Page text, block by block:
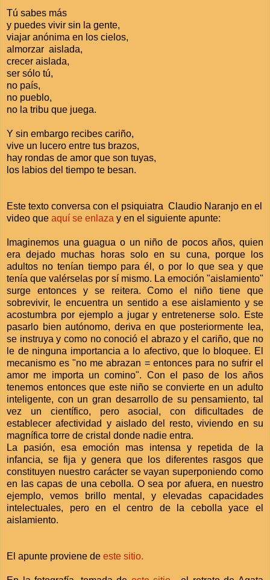
Tú sabes más
y puedes vivir sin la gente,
viajar anónima en los cielos,
almorzar aislada,
crecer aislada,
ser sólo tú,
no país,
no pueblo,
no la tribu que juega.
Y sin embargo recibes cariño,
vive un lucero entre tus brazos,
hay rondas de amor que son tuyas,
los labios del tiempo te besan.
Este texto conversa con el psiquiatra Claudio Naranjo en el
video que aquí se enlaza y en el siguiente apunte:
Imaginemos una guagua o un niño de pocos años, quien
era dejado muchas horas solo en su cuna, porque los
adultos no tenían tiempo para él, o por lo que sea y que
tenía que valérselas por sí mismo. La emoción "aislamiento"
surge entonces y se reitera. Como el niño tiene que
sobrevivir, le encuentra un sentido a ese aislamiento y se
acostumbra por ejemplo a jugar y entretenerse solo. Este
pasarlo bien autónomo, deriva en que posteriormente lea,
se instruya y como no conoció el abrazo y el cariño, que no
le de ninguna importancia a lo afectivo, que lo bloquee. El
mecanismo es "no me abrazan = entonces para no sufrir el
amor me importa un comino". Con el paso de los años
tenemos entonces que este niño se convierte en un adulto
inteligente, con un gran desarrollo de su pensamiento, tal
vez un científico, pero asocial, con dificultades de
establecer afectividad y aislado del resto, viviendo en su
magnífica torre de cristal donde nadie entra.
La pasión, esa emoción mas intensa y repetida de la
infancia, se fija y genera que los diferentes rasgos que
constituyen nuestro carácter se vayan superponiendo como
en las capas de una cebolla. O sea por afuera, en nuestro
ejemplo, vemos brillo mental, y elevadas capacidades
intelectuales, pero en el centro de la cebolla yace el
aislamiento.
El apunte proviene de este sitio.